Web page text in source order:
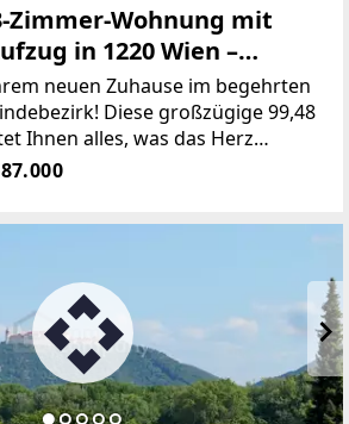
Zimmer-Wohnung mit
in 1220 Wien –
neuen Zuhause im begehrten
Diese großzügige 99,48
Ihnen alles, was das Herz
Stil und eine unschlagbare
besticht durch eine